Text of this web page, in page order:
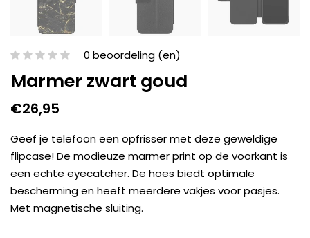
0 beoordeling (en)
Marmer zwart goud
€26,95
Geef je telefoon een opfrisser met deze geweldige
flipcase! De modieuze marmer print op de voorkant is
een echte eyecatcher. De hoes biedt optimale
bescherming en heeft meerdere vakjes voor pasjes.
Met magnetische sluiting.